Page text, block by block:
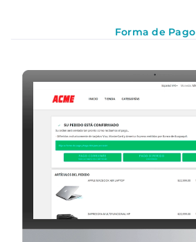
Forma de Pago